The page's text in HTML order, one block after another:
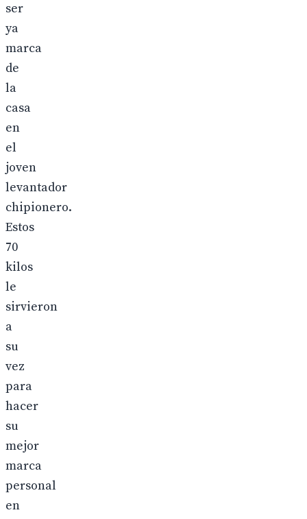
ser
ya
marca
de
la
casa
en
el
joven
levantador
chipionero.
Estos
70
kilos
le
sirvieron
a
su
vez
para
hacer
su
mejor
marca
personal
en